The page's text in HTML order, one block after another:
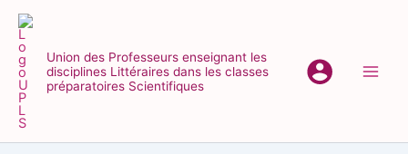
Aller
contenuUnion des Professeurs enseignant les
disciplines Littéraires dans les classes
préparatoires Scientifiques